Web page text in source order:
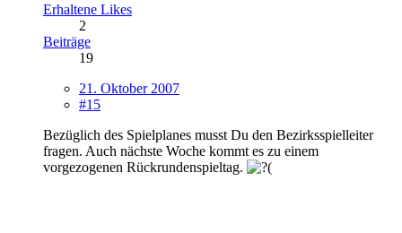
Erhaltene Likes
2
Beiträge
19
21. Oktober 2007
#15
Bezüglich des Spielplanes musst Du den Bezirksspielleiter
fragen. Auch nächste Woche kommt es zu einem
vorgezogenen Rückrundenspieltag.